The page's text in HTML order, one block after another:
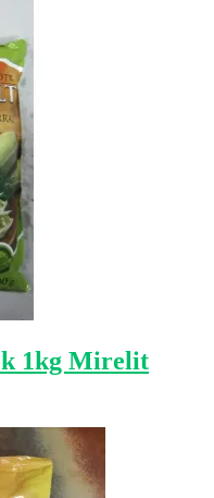
1kg Mirelit